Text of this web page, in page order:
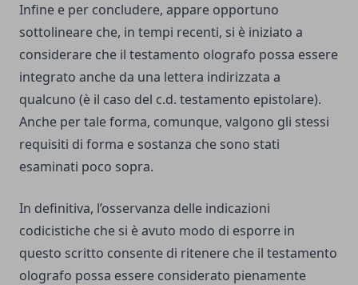
Infine e per concludere, appare opportuno
sottolineare che, in tempi recenti, si è iniziato a
considerare che il testamento olografo possa essere
integrato anche da una lettera indirizzata a
qualcuno (è il caso del c.d. testamento epistolare).
Anche per tale forma, comunque, valgono gli stessi
requisiti di forma e sostanza che sono stati
esaminati poco sopra.
In definitiva, l’osservanza delle indicazioni
codicistiche che si è avuto modo di esporre in
questo scritto consente di ritenere che il testamento
olografo possa essere considerato pienamente